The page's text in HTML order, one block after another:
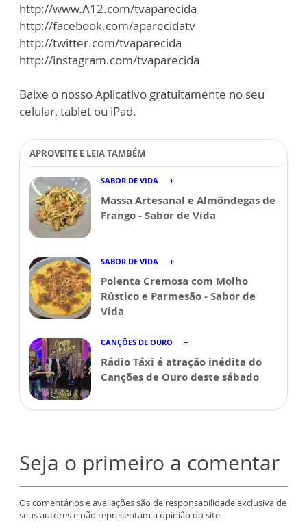
http://www.A12.com/tvaparecida
http://facebook.com/aparecidatv
http://twitter.com/tvaparecida
http://instagram.com/tvaparecida
Baixe o nosso Aplicativo gratuitamente no seu
celular, tablet ou iPad.
APROVEITE E LEIA TAMBÉM
SABOR DE VIDA
Massa Artesanal e Almôndegas de
Frango - Sabor de Vida
SABOR DE VIDA
Polenta Cremosa com Molho
Rústico e Parmesão - Sabor de
Vida
CANÇÕES DE OURO
Rádio Táxi é atração inédita do
Canções de Ouro deste sábado
Seja o primeiro a comentar
Os comentários e avaliações são de responsabilidade exclusiva de
seus autores e não representam a opinião do site.